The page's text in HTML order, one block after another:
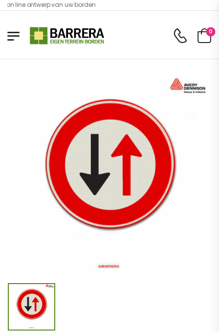
line ontwerp van uw borden
0